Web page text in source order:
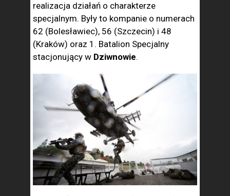
realizacja działań o charakterze
specjalnym. Były to kompanie o numerach
62 (Bolesławiec), 56 (Szczecin) i 48
(Kraków) oraz 1. Batalion Specjalny
stacjonujący w Dziwnowie.